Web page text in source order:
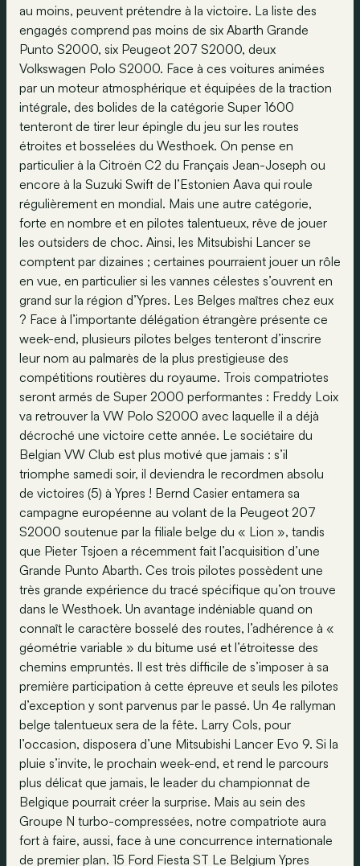
au moins, peuvent prétendre à la victoire. La liste des
engagés comprend pas moins de six Abarth Grande
Punto S2000, six Peugeot 207 S2000, deux
Volkswagen Polo S2000. Face à ces voitures animées
par un moteur atmosphérique et équipées de la traction
intégrale, des bolides de la catégorie Super 1600
tenteront de tirer leur épingle du jeu sur les routes
étroites et bosselées du Westhoek. On pense en
particulier à la Citroën C2 du Français Jean-Joseph ou
encore à la Suzuki Swift de l’Estonien Aava qui roule
régulièrement en mondial. Mais une autre catégorie,
forte en nombre et en pilotes talentueux, rêve de jouer
les outsiders de choc. Ainsi, les Mitsubishi Lancer se
comptent par dizaines ; certaines pourraient jouer un rôle
en vue, en particulier si les vannes célestes s’ouvrent en
grand sur la région d’Ypres. Les Belges maîtres chez eux
? Face à l’importante délégation étrangère présente ce
week-end, plusieurs pilotes belges tenteront d’inscrire
leur nom au palmarès de la plus prestigieuse des
compétitions routières du royaume. Trois compatriotes
seront armés de Super 2000 performantes : Freddy Loix
va retrouver la VW Polo S2000 avec laquelle il a déjà
décroché une victoire cette année. Le sociétaire du
Belgian VW Club est plus motivé que jamais : s’il
triomphe samedi soir, il deviendra le recordmen absolu
de victoires (5) à Ypres ! Bernd Casier entamera sa
campagne européenne au volant de la Peugeot 207
S2000 soutenue par la filiale belge du « Lion », tandis
que Pieter Tsjoen a récemment fait l’acquisition d’une
Grande Punto Abarth. Ces trois pilotes possèdent une
très grande expérience du tracé spécifique qu’on trouve
dans le Westhoek. Un avantage indéniable quand on
connaît le caractère bosselé des routes, l’adhérence à «
géométrie variable » du bitume usé et l’étroitesse des
chemins empruntés. Il est très difficile de s’imposer à sa
première participation à cette épreuve et seuls les pilotes
d’exception y sont parvenus par le passé. Un 4e rallyman
belge talentueux sera de la fête. Larry Cols, pour
l’occasion, disposera d’une Mitsubishi Lancer Evo 9. Si la
pluie s’invite, le prochain week-end, et rend le parcours
plus délicat que jamais, le leader du championnat de
Belgique pourrait créer la surprise. Mais au sein des
Groupe N turbo-compressées, notre compatriote aura
fort à faire, aussi, face à une concurrence internationale
de premier plan. 15 Ford Fiesta ST Le Belgium Ypres